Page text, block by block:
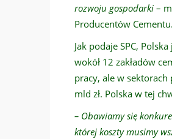
rozwoju gospodarki –
Producentów Cementu.
Jak podaje SPC,
wokół 12 zakładów
pracy, ale w sektorach
mld zł. Polska w tej
– Obawiamy się
której koszty musimy